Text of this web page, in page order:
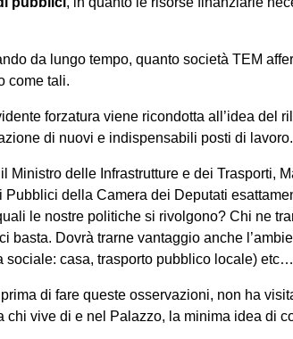
da lungo tempo, quanto società TEM
come tali.
forzatura viene ricondotta all’idea del
di nuovi e indispensabili posti di
Ministro delle Infrastrutture e dei Trasporti,
Pubblici della Camera dei Deputati
le nostre politiche si rivolgono? Chi ne
basta. Dovrà trarne vantaggio anche
sociale: casa, trasporto pubblico locale)
di fare queste osservazioni, non ha
chi vive di e nel Palazzo, la minima idea di